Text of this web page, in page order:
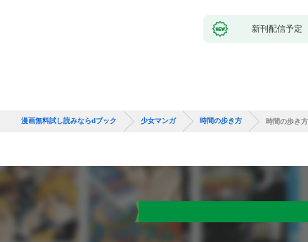
新刊配信予定
漫画無料試し読みならdブック 少女マンガ 時間の歩き方 時間の歩き